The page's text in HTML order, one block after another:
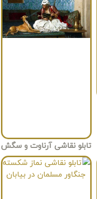
تابلو نقاشی آرناوت و سگش